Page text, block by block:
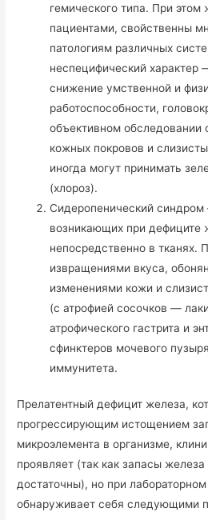
гемического типа. При
пациентами, свойственны
патологиям различных
неспецифический характер
снижение умственной и
работоспособности,
объективном обследовании
кожных покровов и
иногда могут принимать
(хлороз).
Сидеропенический синдром
возникающих при дефиците
непосредственно в тканях.
извращениями вкуса,
изменениями кожи и
(с атрофией сосочков —
атрофического гастрита и
сфинктеров мочевого
иммунитета.
Прелатентный дефицит железа,
прогрессирующим истощением
микроэлемента в организме,
проявляет (так как запасы железа
достаточны), но при
обнаруживает себя следующими